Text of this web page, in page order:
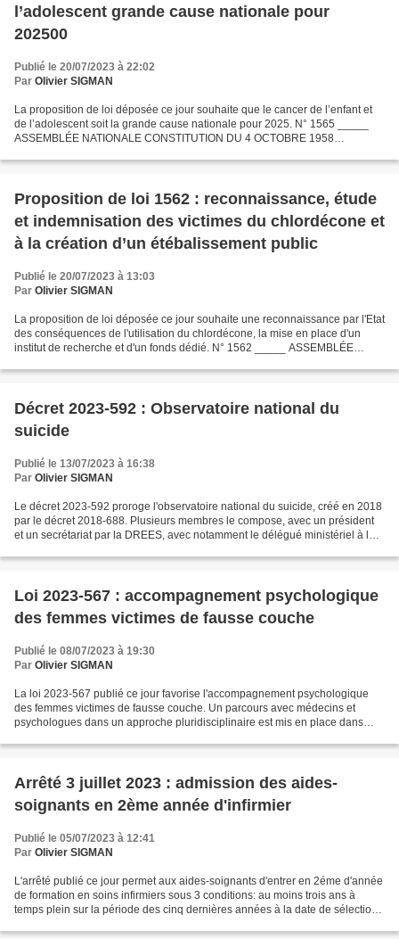
l’adolescent grande cause nationale pour
202500
Publié le 20/07/2023 à 22:02
Par Olivier SIGMAN
La proposition de loi déposée ce jour souhaite que le cancer de l’enfant et
de l’adolescent soit la grande cause nationale pour 2025. N° 1565 _____
ASSEMBLÉE NATIONALE CONSTITUTION DU 4 OCTOBRE 1958
Proposition de loi 1562 : reconnaissance, étude
et indemnisation des victimes du chlordécone et
à la création d’un étébalissement public
Publié le 20/07/2023 à 13:03
Par Olivier SIGMAN
La proposition de loi déposée ce jour souhaite une reconnaissance par l'Etat
des conséquences de l'utilisation du chlordécone, la mise en place d'un
institut de recherche et d'un fonds dédié. N° 1562 _____ ASSEMBLÉE
Décret 2023-592 : Observatoire national du
suicide
Publié le 13/07/2023 à 16:38
Par Olivier SIGMAN
Le décret 2023-592 proroge l'observatoire national du suicide, créé en 2018
par le décret 2018-688. Plusieurs membres le compose, avec un président
et un secrétariat par la DREES, avec notamment le délégué ministériel à la
Loi 2023-567 : accompagnement psychologique
des femmes victimes de fausse couche
Publié le 08/07/2023 à 19:30
Par Olivier SIGMAN
La loi 2023-567 publié ce jour favorise l'accompagnement psychologique
des femmes victimes de fausse couche. Un parcours avec médecins et
psychologues dans un approche pluridisciplinaire est mis en place dans
Arrêté 3 juillet 2023 : admission des aides-
soignants en 2ème année d'infirmier
Publié le 05/07/2023 à 12:41
Par Olivier SIGMAN
L'arrêté publié ce jour permet aux aides-soignants d'entrer en 2éme d'année
de formation en soins infirmiers sous 3 conditions: au moins trois ans à
temps plein sur la période des cinq dernières années à la date de sélection